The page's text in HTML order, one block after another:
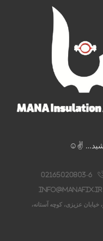
✌️☺️
02165020803-6
info@manafix.ir
خیابان 17 شهریور، خیابان عزیزی، کوچه آستانه،